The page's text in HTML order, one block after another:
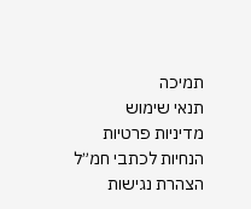
תמיכה
תנאי שימוש
מדיניות פרטיות
הנחיות לכתבי חמ״ל
הצהרת נגישות